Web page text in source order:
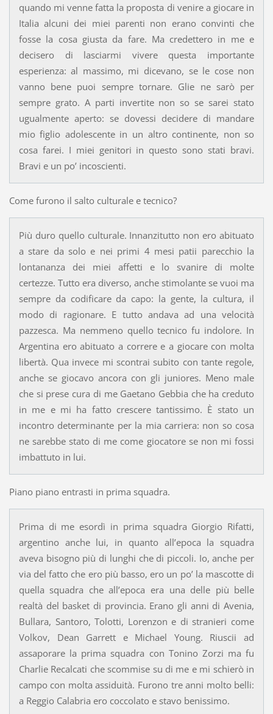
quando mi venne fatta la proposta di venire a giocare in
Italia alcuni dei miei parenti non erano convinti che
fosse la cosa giusta da fare. Ma credettero in me e
decisero di lasciarmi vivere questa importante
esperienza: al massimo, mi dicevano, se le cose non
vanno bene puoi sempre tornare. Glie ne sarò per
sempre grato. A parti invertite non so se sarei stato
ugualmente aperto: se dovessi decidere di mandare
mio figlio adolescente in un altro continente, non so
cosa farei. I miei genitori in questo sono stati bravi.
Bravi e un po’ incoscienti.
Come furono il salto culturale e tecnico?
Più duro quello culturale. Innanzitutto non ero abituato
a stare da solo e nei primi 4 mesi patii parecchio la
lontananza dei miei affetti e lo svanire di molte
certezze. Tutto era diverso, anche stimolante se vuoi ma
sempre da codificare da capo: la gente, la cultura, il
modo di ragionare. E tutto andava ad una velocità
pazzesca. Ma nemmeno quello tecnico fu indolore. In
Argentina ero abituato a correre e a giocare con molta
libertà. Qua invece mi scontrai subito con tante regole,
anche se giocavo ancora con gli juniores. Meno male
che si prese cura di me Gaetano Gebbia che ha creduto
in me e mi ha fatto crescere tantissimo. È stato un
incontro determinante per la mia carriera: non so cosa
ne sarebbe stato di me come giocatore se non mi fossi
imbattuto in lui.
Piano piano entrasti in prima squadra.
Prima di me esordì in prima squadra Giorgio Rifatti,
argentino anche lui, in quanto all’epoca la squadra
aveva bisogno più di lunghi che di piccoli. Io, anche per
via del fatto che ero più basso, ero un po’ la mascotte di
quella squadra che all’epoca era una delle più belle
realtà del basket di provincia. Erano gli anni di Avenia,
Bullara, Santoro, Tolotti, Lorenzon e di stranieri come
Volkov, Dean Garrett e Michael Young. Riuscii ad
assaporare la prima squadra con Tonino Zorzi ma fu
Charlie Recalcati che scommise su di me e mi schierò in
campo con molta assiduità. Furono tre anni molto belli:
a Reggio Calabria ero coccolato e stavo benissimo.